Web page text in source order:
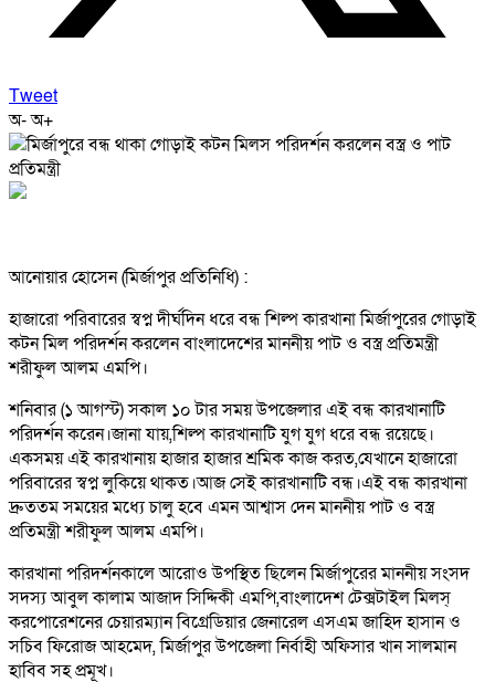
Tweet
অ-অ+
আনোয়ার হোসেন (মির্জাপুর প্রতিনিধি) :
হাজারো পরিবারের স্বপ্ন দীর্ঘদিন ধরে বন্ধ শিল্প কারখানা মির্জাপুরের গোড়াই
কটন মিল পরিদর্শন করলেন বাংলাদেশের মাননীয় পাট ও বস্ত্র প্রতিমন্ত্রী
শরীফুল আলম এমপি।
শনিবার (১ আগস্ট) সকাল ১০ টার সময় উপজেলার এই বন্ধ কারখানাটি
পরিদর্শন করেন।জানা যায়,শিল্প কারখানাটি যুগ যুগ ধরে বন্ধ রয়েছে।
একসময় এই কারখানায় হাজার হাজার শ্রমিক কাজ করত,যেখানে হাজারো
পরিবারের স্বপ্ন লুকিয়ে থাকত।আজ সেই কারখানাটি বন্ধ।এই বন্ধ কারখানা
দ্রুততম সময়ের মধ্যে চালু হবে এমন আশ্বাস দেন মাননীয় পাট ও বস্ত্র
প্রতিমন্ত্রী শরীফুল আলম এমপি।
কারখানা পরিদর্শনকালে আরোও উপস্থিত ছিলেন মির্জাপুরের মাননীয় সংসদ
সদস্য আবুল কালাম আজাদ সিদ্দিকী এমপি,বাংলাদেশ টেক্সটাইল মিলস্
করপোরেশনের চেয়ারম্যান বিগ্রেডিয়ার জেনারেল এসএম জাহিদ হাসান ও
সচিব ফিরোজ আহমেদ, মির্জাপুর উপজেলা নির্বাহী অফিসার খান সালমান
হাবিব সহ প্রমূখ।